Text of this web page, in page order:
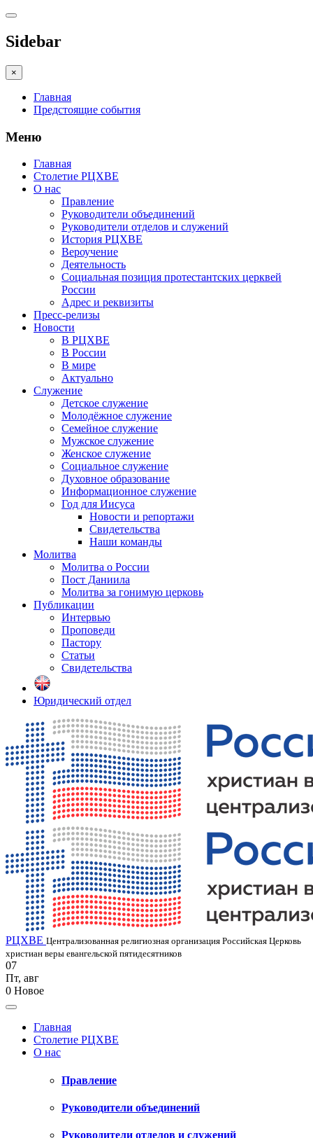
Sidebar
×
Главная
Предстоящие события
Меню
Главная
Столетие РЦХВЕ
О нас
Правление
Руководители объединений
Руководители отделов и служений
История РЦХВЕ
Вероучение
Деятельность
Социальная позиция протестантских церквей
России
Адрес и реквизиты
Пресс-релизы
Новости
В РЦХВЕ
В России
В мире
Актуально
Служение
Детское служение
Молодёжное служение
Семейное служение
Мужское служение
Женское служение
Социальное служение
Духовное образование
Информационное служение
Год для Иисуса
Новости и репортажи
Свидетельства
Наши команды
Молитва
Молитва о России
Пост Даниила
Молитва за гонимую церковь
Публикации
Интервью
Проповеди
Пастору
Статьи
Свидетельства
Юридический отдел
РЦХВЕ Централизованная религиозная организация Российская Церковь
христиан веры евангельской пятидесятников
07
Пт, авг
0 Новое
Главная
Столетие РЦХВЕ
О нас
Правление
Руководители объединений
Руководители отделов и служений